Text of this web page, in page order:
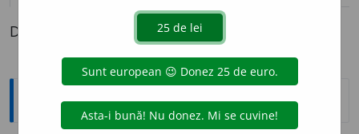
Definiția cu ID-ul 323059:
Explicative DEX